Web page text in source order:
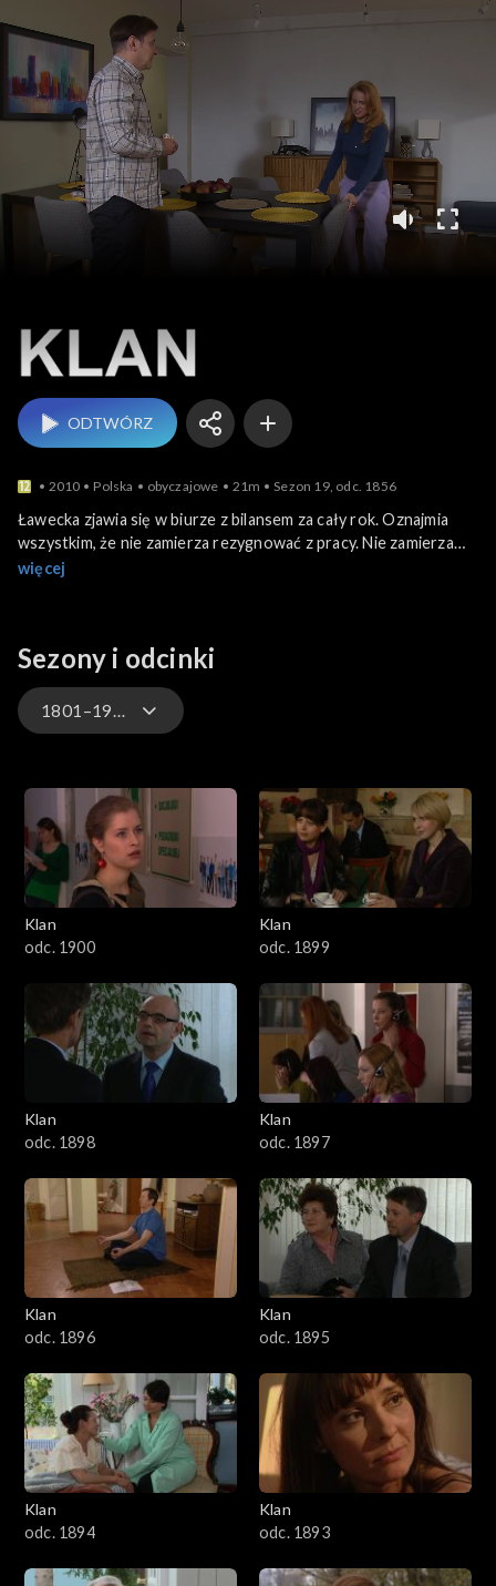
Klan
ODTWÓRZ
2010 Polska obyczajowe 21m Sezon 19, odc. 1856
Ławecka zjawia się w biurze z bilansem za cały rok. Oznajmia
wszystkim, że nie zamierza rezygnować z pracy. Nie zamierza
też rezygnować z opieki nad Anulką. Detektywowi składa
więcej
Sezony i odcinki
1801–1900
4601–4700
4501–4600
4401–4500
4301–4400
4201–4300
3901–4000
3801–3900
3701–3800
3601–3700
3501–3600
3401–3500
Klan
odc. 1900
Klan
odc. 1899
Klan
odc. 1898
Klan
odc. 1897
Klan
odc. 1896
Klan
odc. 1895
Klan
odc. 1894
Klan
odc. 1893